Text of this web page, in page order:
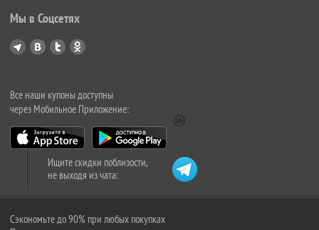
Мы в Соцсетях
Все наши купоны доступны
через Мобильное Приложение:
Ищите скидки поблизости,
не выходя из чата:
Сэкономьте до 90% при любых покупках